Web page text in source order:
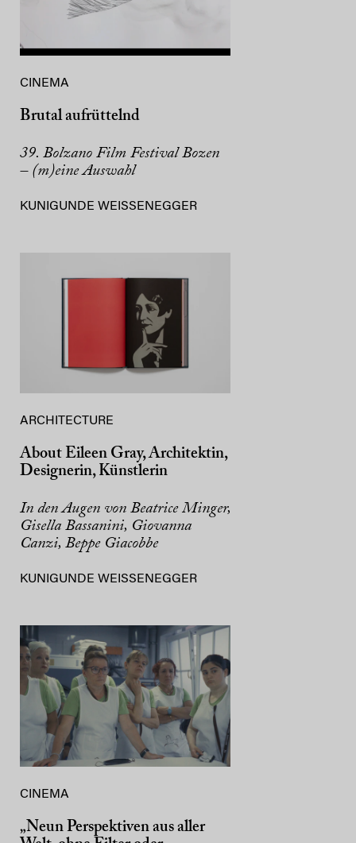
CINEMA
Brutal aufrüttelnd
39. Bolzano Film Festival Bozen
– (m)eine Auswahl
KUNIGUNDE WEISSENEGGER
ARCHITECTURE
About Eileen Gray, Architektin,
Designerin, Künstlerin
In den Augen von Beatrice Minger,
Gisella Bassanini, Giovanna
Canzi, Beppe Giacobbe
KUNIGUNDE WEISSENEGGER
CINEMA
„Neun Perspektiven aus aller